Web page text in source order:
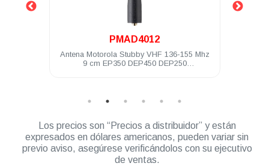
.
PMAD4012
Antena Motorola Stubby VHF 136-155 Mhz
9 cm EP350 DEP450 DEP250
Los precios son “Precios a distribuidor” y están
expresados en dólares americanos, pueden variar sin
previo aviso, asegúrese verificándolos con su ejecutivo
de ventas.